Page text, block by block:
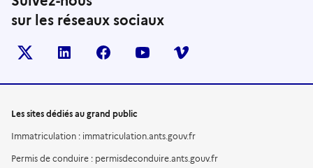
sur les réseaux sociaux
X (anciennement TWITTER)
LINKEDINFACEBOOKYOUTUBEVIMEO
Les sites dédiés au grand public
Immatriculation : immatriculation.ants.gouv.fr
Permis de conduire : permisdeconduire.ants.gouv.fr